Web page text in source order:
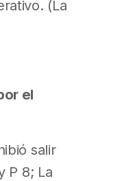
(La
el
salir
P 8; La